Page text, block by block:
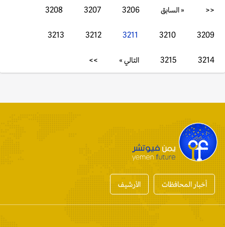
<< « السابق 3206
3207
3208
3209
3210
3211
3212
3213
3214
3215 التالي » >>
أخبار المحافظات الأرشيف